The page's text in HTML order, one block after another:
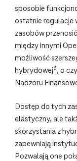
sposobie
ostatnie regulacje
zasobów
między innymi
możliwość
hybrydowej3, o
Nadzoru
Dostęp do tych
elastyczny, ale
skorzystania z
zapewniają
Pozwalają one